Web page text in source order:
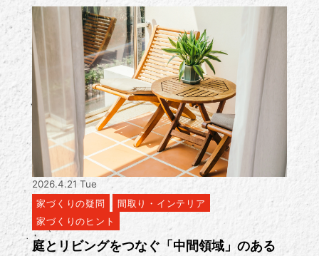
2026.4.21 Tue
家づくりの疑問
間取り・インテリア
家づくりのヒント
庭とリビングをつなぐ「中間領域」のある